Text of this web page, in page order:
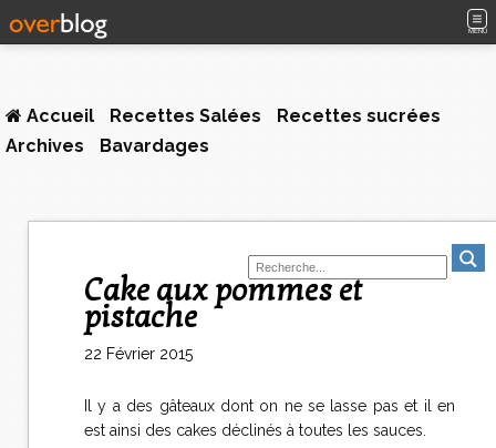
MENU
Accueil Recettes Salées
Recettes sucrées
Archives
Bavardages
Cake aux pommes et
pistache
22 Février 2015
Il y a des gâteaux dont on ne se lasse pas et il en
est ainsi des cakes déclinés à toutes les sauces.